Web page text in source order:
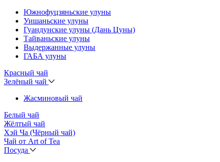
Южнофуцзяньские улуны
Уишаньские улуны
Гуандунские улуны (Дань Цуны)
Тайваньские улуны
Выдержанные улуны
ГАБА улуны
Красный чай
Зелёный чай
Жасминовый чай
Белый чай
Жёлтый чай
Хэй Ча (Чёрный чай)
Чай от Art of Tea
Посуда